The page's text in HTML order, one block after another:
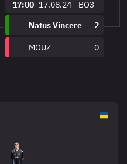
17:00 17.08.24
BO3
Natus Vincere
2
MOUZ 0